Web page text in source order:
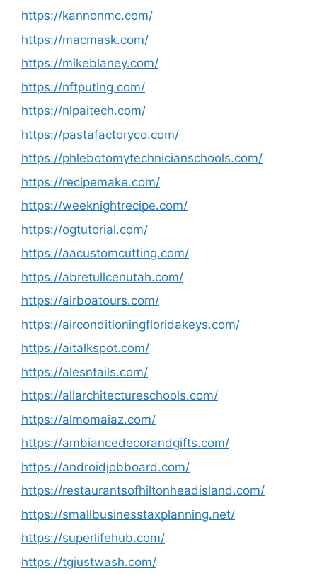
https://kannonmc.com/
https://macmask.com/
https://mikeblaney.com/
https://nftputing.com/
https://nlpaitech.com/
https://pastafactoryco.com/
https://phlebotomytechnicianschools.com/
https://recipemake.com/
https://weeknightrecipe.com/
https://ogtutorial.com/
https://aacustomcutting.com/
https://abretullcenutah.com/
https://airboatours.com/
https://airconditioningfloridakeys.com/
https://aitalkspot.com/
https://alesntails.com/
https://allarchitectureschools.com/
https://almomaiaz.com/
https://ambiancedecorandgifts.com/
https://androidjobboard.com/
https://restaurantsofhiltonheadisland.com/
https://smallbusinesstaxplanning.net/
https://superlifehub.com/
https://tgjustwash.com/